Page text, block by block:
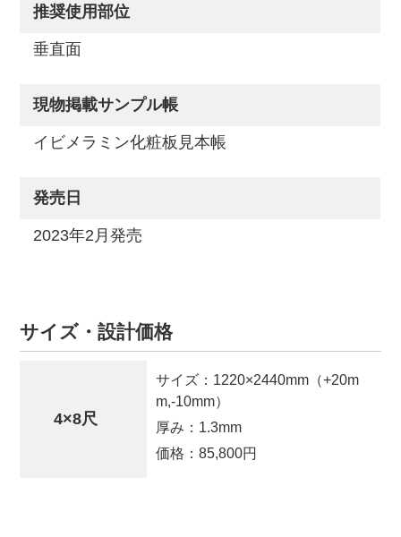
推奨使用部位
垂直面
現物掲載サンプル帳
イビメラミン化粧板見本帳
発売日
2023年2月発売
サイズ・設計価格
4×8尺
サイズ： 1220×2440mm（+20m
m,-10mm）
厚み： 1.3mm
価格：85,800円